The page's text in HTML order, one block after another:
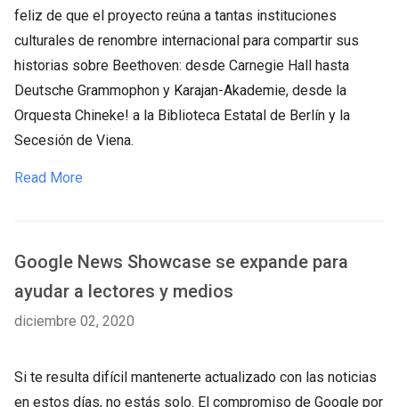
feliz de que el proyecto reúna a tantas instituciones
culturales de renombre internacional para compartir sus
historias sobre Beethoven: desde Carnegie Hall hasta
Deutsche Grammophon y Karajan-Akademie, desde la
Orquesta Chineke! a la Biblioteca Estatal de Berlín y la
Secesión de Viena.
Read More
Google News Showcase se expande para
ayudar a lectores y medios
diciembre 02, 2020
Si te resulta difícil mantenerte actualizado con las noticias
en estos días, no estás solo. El compromiso de Google por